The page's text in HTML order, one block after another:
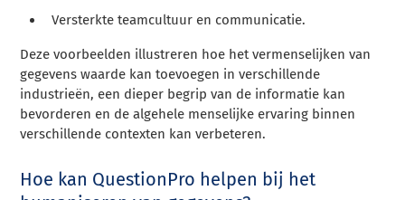
Versterkte teamcultuur en communicatie.
Deze voorbeelden illustreren hoe het vermenselijken van
gegevens waarde kan toevoegen in verschillende
industrieën, een dieper begrip van de informatie kan
bevorderen en de algehele menselijke ervaring binnen
verschillende contexten kan verbeteren.
Hoe kan QuestionPro helpen bij het